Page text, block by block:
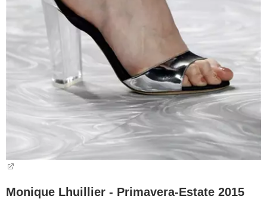
Monique Lhuillier - Primavera-Estate 2015